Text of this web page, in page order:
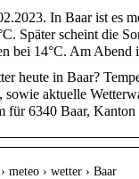
In Baar ist es
Später scheint die
bei 14°C. Am Abend
heute in Baar?
sowie aktuelle
für 6340 Baar,
meteo › wetter › Baar